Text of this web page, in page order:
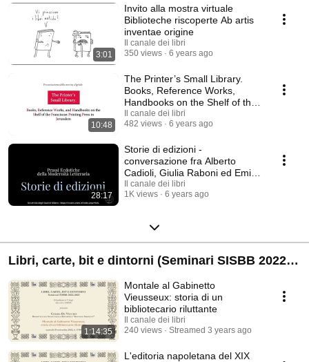
3:01
Invito alla mostra virtuale
Biblioteche riscoperte Ab artis
inventae origine
Il canale dei libri
350 views
6 years ago
10:48
The Printer’s Small Library.
Books, Reference Works,
Handbooks on the Shelf of the
FPP in Jerusalem
Il canale dei libri
482 views
6 years ago
28:17
Storie di edizioni -
conversazione fra Alberto
Cadioli, Giulia Raboni ed Emilio
Russo
Il canale dei libri
1K views
6 years ago
Libri, carte, bit e dintorni (Seminari SISBB 2022-
2023)
1:14:35
Montale al Gabinetto
Vieusseux: storia di un
bibliotecario riluttante
Il canale dei libri
240 views
Streamed 3 years ago
L'editoria napoletana del XIX